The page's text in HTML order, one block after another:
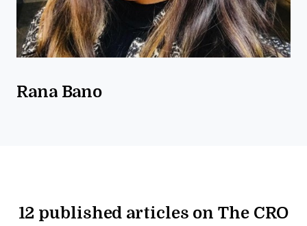
Rana Bano
12 published articles on The CRO